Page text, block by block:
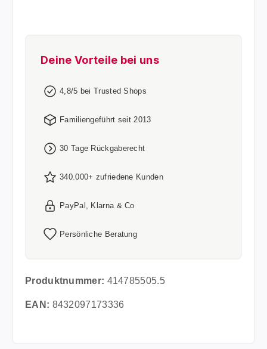
Deine Vorteile bei uns
4,8/5 bei Trusted Shops
Familiengeführt seit 2013
30 Tage Rückgaberecht
340.000+ zufriedene Kunden
PayPal, Klarna & Co
Persönliche Beratung
Produktnummer: 414785505.5
EAN: 8432097173336